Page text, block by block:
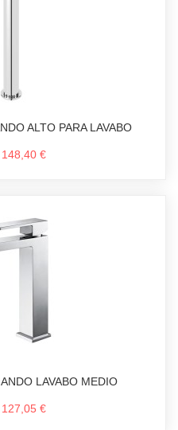
ALTO PARA LAVABO
148,40 €
LAVABO MEDIO
127,05 €